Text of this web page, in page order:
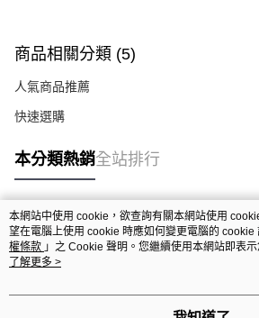
商品相關分類 (5)
人氣商品推薦
快速選購
本分類熱銷全站排行
熱門標籤
本網站中使用 cookie，欲查詢有關本網站使用
望在電腦上使用 cookie 時應如何變更電腦的 cookie
權條款 」之 Cookie 聲明。您繼續使用本網站即表
用條款之 Cookie 聲明使用 cookie。
了解更多 >